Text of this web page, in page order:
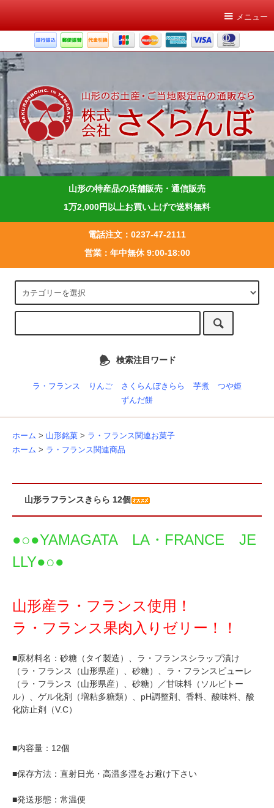
メニュー
山形の特産品の店舗販売・通信販売
1万2,000円以上お買い上げで送料無料
電話注文：0237-47-2111
営業：年中無休 9:00-18:00
検索注目ワード
ラ・フランス りんご さくらんぼきらら 芋煮
つや姫
ずんだ餅
ホーム > 山形銘菓 > ラ・フランス関連お菓子
ホーム > ラ・フランス関連商品
山形ラフランスきらら 12個
●○●YAMAGATA LA・FRANCE JE
LLY●○●
山形産ラ・フランス使用！
ラ・フランス果肉入りゼリー！！
■原材料名：砂糖（タイ製造）、ラ・フランスシラップ漬け
（ラ・フランス（山形県産）、砂糖）、ラ・フランスピューレ
（ラ・フランス（山形県産）、砂糖）／甘味料（ソルビトー
ル）、ゲル化剤（増粘多糖類）、pH調整剤、香料、酸味料、酸
化防止剤（V.C）
■内容量：12個
■保存方法：直射日光・高温多湿をお避け下さい
■発送形態：常温便